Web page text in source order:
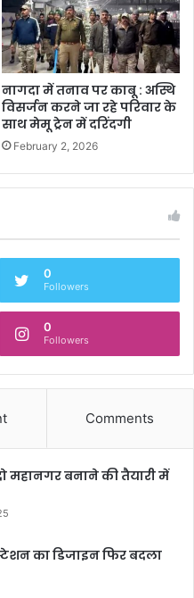
नागदा में तनाव पर काबू : अस्थि
विसर्जन करने जा रहे परिवार के
साथ मेमू ट्रेन में दरिंदगी
February 2, 2026
0
Followers
0
Followers
Comments
महानगर बनाने की तैयारी में
का डिजाइन फिर बदला